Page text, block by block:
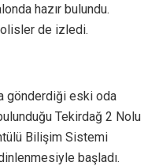
hazır bulundu.
de izledi.
gönderdiği eski oda
Tekirdağ 2 Nolu
Bilişim Sistemi
başladı.